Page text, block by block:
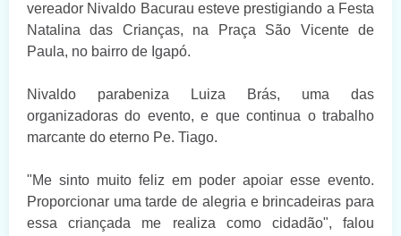
vereador Nivaldo Bacurau esteve prestigiando a Festa
Natalina das Crianças, na Praça São Vicente de
Paula, no bairro de Igapó.
Nivaldo parabeniza Luiza Brás, uma das
organizadoras do evento, e que continua o trabalho
marcante do eterno Pe. Tiago.
"Me sinto muito feliz em poder apoiar esse evento.
Proporcionar uma tarde de alegria e brincadeiras para
essa criançada me realiza como cidadão", falou